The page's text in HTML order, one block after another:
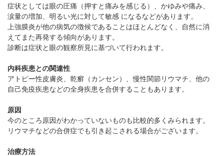
症状としては眼の圧痛（押すと痛みを感じる）、かゆみや痛み、
涙量の増加、明るい光に対して敏感 になるなどがあります。
上強膜炎が他の病気の徴候であることはほとんどなく、自然に消
えてまた再発する傾向があります。
診断は症状と眼の観察所見に基づいて行われます。
内科疾患との関連性
アトピー性皮膚炎、乾癬（カンセン）、慢性関節リウマチ、他の
自己免疫疾患などの全身疾患を合併することもあります。
原因
今のところ原因がわかっていないものも比較的多くみられます。
リウマチなどの合併症でも引き起こされる場合がございます。
治療方法